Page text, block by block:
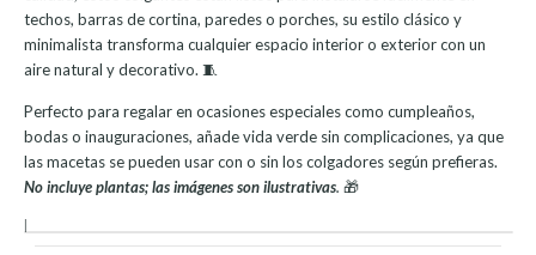
techos, barras de cortina, paredes o porches, su estilo clásico y
minimalista transforma cualquier espacio interior o exterior con un
aire natural y decorativo. 🧵
Perfecto para regalar en ocasiones especiales como cumpleaños,
bodas o inauguraciones, añade vida verde sin complicaciones, ya que
las macetas se pueden usar con o sin los colgadores según prefieras.
No incluye plantas; las imágenes son ilustrativas. 🎁
|